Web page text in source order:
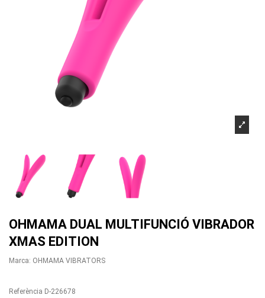
OHMAMA DUAL MULTIFUNCIÓ VIBRADOR
XMAS EDITION
Marca: OHMAMA VIBRATORS
Referència D-226678